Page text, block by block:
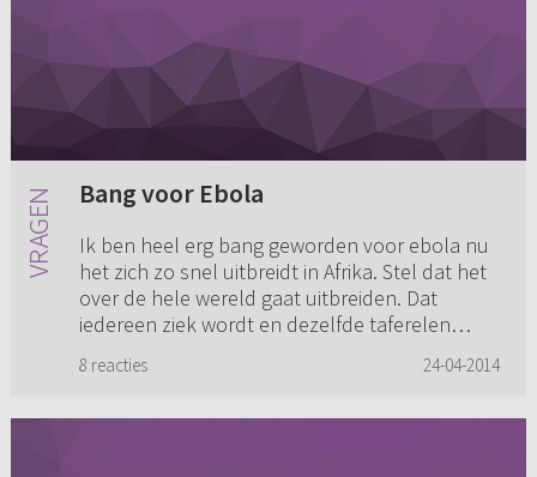
Bang voor Ebola
Ik ben heel erg bang geworden voor ebola nu
het zich zo snel uitbreidt in Afrika. Stel dat het
over de hele wereld gaat uitbreiden. Dat
iedereen ziek wordt en dezelfde taferelen
8 reacties 24-04-2014